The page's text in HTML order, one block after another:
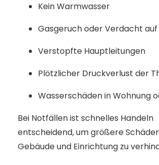
Kein Warmwasser
Gasgeruch oder Verdacht
Verstopfte Hauptleitungen
Plötzlicher Druckverlust der
Wasserschäden in Wohnung
Bei Notfällen ist schnelles Handeln
entscheidend, um größere
Gebäude und Einrichtung zu